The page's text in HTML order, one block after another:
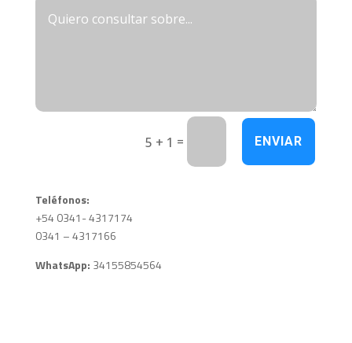
5 + 1 = ENVIAR
Teléfonos:
+54 0341- 4317174
0341 – 4317166
WhatsApp: 34155854564